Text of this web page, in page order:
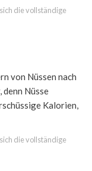
sich die vollständige
von Nüssen nach
denn Nüsse
Kalorien,
sich die vollständige